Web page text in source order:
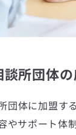
所団体
体に加盟す
やサポート体